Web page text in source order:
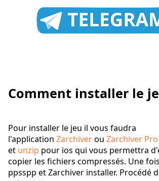
Comment installer le
Pour installer le jeu il vous faudra
l'application Zarchiverou Zarchiver Pro
et unzip pour ios qui vous permettra
copier les fichiers compressés. Une
ppsspp et Zarchiver installer. Procédé